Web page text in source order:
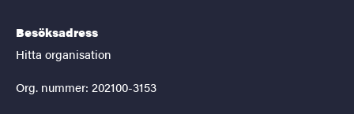
Besöksadress
Hitta organisation
Org. nummer: 202100-3153